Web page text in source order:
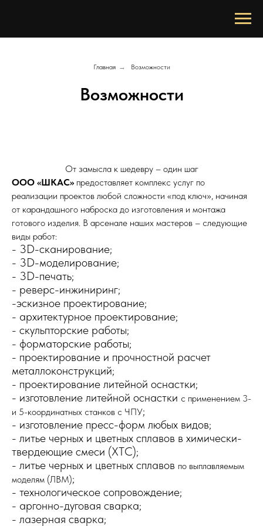
Главная → Возможности
Возможности
От замысла к шедевру –один шаг
ООО «ШКАС» предоставляет комплекс услуг по
реализации проектов любой сложности «под ключ», начиная
от карандашного наброска до изготовления и монтажа
готового изделия. В арсенале наших мастеров – следующие
виды работ:
- 3D-сканирование;
- 3D-моделирование;
- 3D-печать;
- реверс-инжиниринг;
-эскизное проектирование;
- архитектурное проектирование;
- скульпторские работы;
- форматорские работы;
- проектирование и прочностной расчет
металлоконструкций;
- проектирование литейной оснастки;
- изготовление литейной оснастки с применением 3-
и 5-координатных станков с ЧПУ;
- изготовление пресс-форм любых видов;
- литье черных и цветных сплавов в химически-
твердеющие смеси (ХТС);
- литье черных и цветных сплавов по выплавляемым
моделям (ЛВМ);
- технологическое сопровождение;
- аргонно-дуговая сварка;
- лазерная сварка;